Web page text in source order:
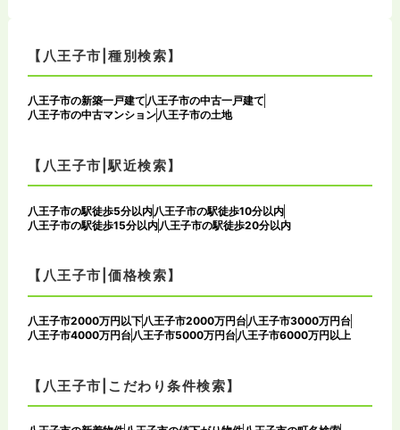
【八王子市|種別検索】
八王子市の新築一戸建て 八王子市の中古一戸建て
八王子市の中古マンション八王子市の土地
【八王子市|駅近検索】
八王子市の駅徒歩5分以内 八王子市の駅徒歩10分以内
八王子市の駅徒歩15分以内 八王子市の駅徒歩20分以内
【八王子市|価格検索】
八王子市2000万円以下 八王子市2000万円台 八王子市3000万円台
八王子市4000万円台 八王子市5000万円台 八王子市6000万円以上
【八王子市|こだわり条件検索】